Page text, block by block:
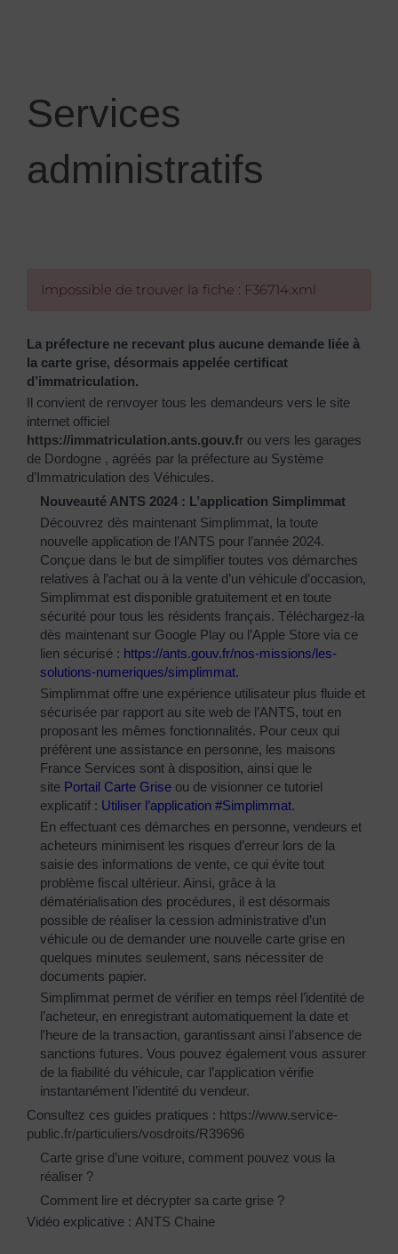
Services
administratifs
Impossible de trouver la fiche : F36714.xml
La préfecture ne recevant plus aucune demande liée à
la carte grise, désormais appelée certificat
d’immatriculation.
Il convient de renvoyer tous les demandeurs vers le site
internet officiel
https://immatriculation.ants.gouv.fr ou vers les garages
de Dordogne , agréés par la préfecture au Système
d’Immatriculation des Véhicules.
Nouveauté ANTS 2024 : L’application Simplimmat
Découvrez dès maintenant Simplimmat, la toute
nouvelle application de l’ANTS pour l’année 2024.
Conçue dans le but de simplifier toutes vos démarches
relatives à l’achat ou à la vente d’un véhicule d’occasion,
Simplimmat est disponible gratuitement et en toute
sécurité pour tous les résidents français. Téléchargez-la
dès maintenant sur Google Play ou l’Apple Store via ce
lien sécurisé : https://ants.gouv.fr/nos-missions/les-
solutions-numeriques/simplimmat.
Simplimmat offre une expérience utilisateur plus fluide et
sécurisée par rapport au site web de l’ANTS, tout en
proposant les mêmes fonctionnalités. Pour ceux qui
préfèrent une assistance en personne, les maisons
France Services sont à disposition, ainsi que le
site Portail Carte Grise ou de visionner ce tutoriel
explicatif : Utiliser l’application #Simplimmat.
En effectuant ces démarches en personne, vendeurs et
acheteurs minimisent les risques d’erreur lors de la
saisie des informations de vente, ce qui évite tout
problème fiscal ultérieur. Ainsi, grâce à la
dématérialisation des procédures, il est désormais
possible de réaliser la cession administrative d’un
véhicule ou de demander une nouvelle carte grise en
quelques minutes seulement, sans nécessiter de
documents papier.
Simplimmat permet de vérifier en temps réel l’identité de
l’acheteur, en enregistrant automatiquement la date et
l’heure de la transaction, garantissant ainsi l’absence de
sanctions futures. Vous pouvez également vous assurer
de la fiabilité du véhicule, car l’application vérifie
instantanément l’identité du vendeur.
Consultez ces guides pratiques : https://www.service-
public.fr/particuliers/vosdroits/R39696
Carte grise d’une voiture, comment pouvez vous la
réaliser ?
Comment lire et décrypter sa carte grise ?
Vidéo explicative : ANTS Chaine